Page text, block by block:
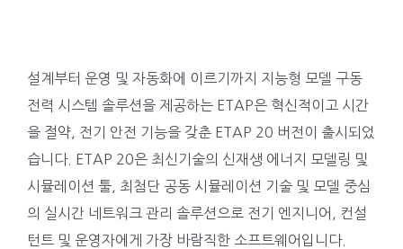
설계부터 운영 및 자동화에 이르기까지 지능형 모델 구동
전력 시스템 솔루션을 제공하는 ETAP은 혁신적이고 시간
을 절약, 전기 안전 기능을 갖춘 ETAP 20 버전이 출시되었
습니다. ETAP 20은 최신기술의 신재생 에너지 모델링 및
시뮬레이션 툴, 최첨단 공동 시뮬레이션 기술 및 모델 중심
의 실시간 네트워크 관리 솔루션으로 전기 엔지니어, 컨설
턴트 및 운영자에게 가장 바람직한 소프트웨어입니다.